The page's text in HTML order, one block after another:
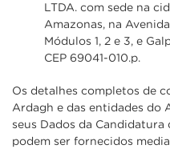
LTDA. com sede na
Amazonas, na
Módulos 1, 2 e 3, e
CEP 69041-010.p.
Os detalhes completos de
Ardagh e das entidades do
seus Dados da
podem ser fornecidos